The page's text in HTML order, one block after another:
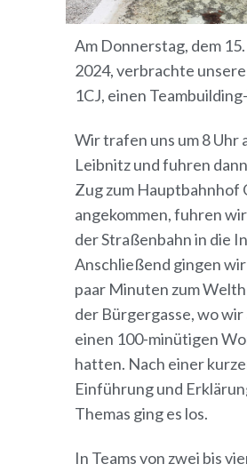
Am Donnerstag, dem
2024, verbrachte unsere
1CJ, einen
Wir trafen uns um 8 Uhr
Leibnitz und fuhren
Zug zum Hauptbahnhof
angekommen, fuhren
der Straßenbahn in die
Anschließend gingen wir
paar Minuten zum
der Bürgergasse, wo wir
einen 100-minütigen
hatten. Nach einer
Einführung und
Themas ging es los.
In Teams von zwei bis